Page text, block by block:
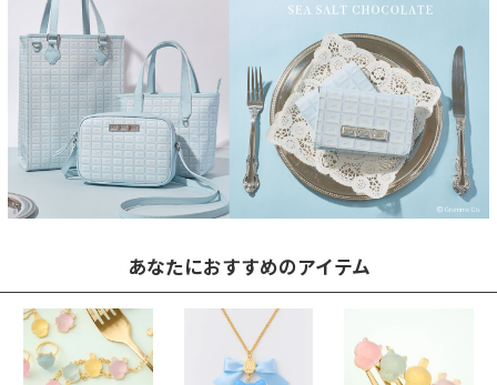
あなたにおすすめのアイテム